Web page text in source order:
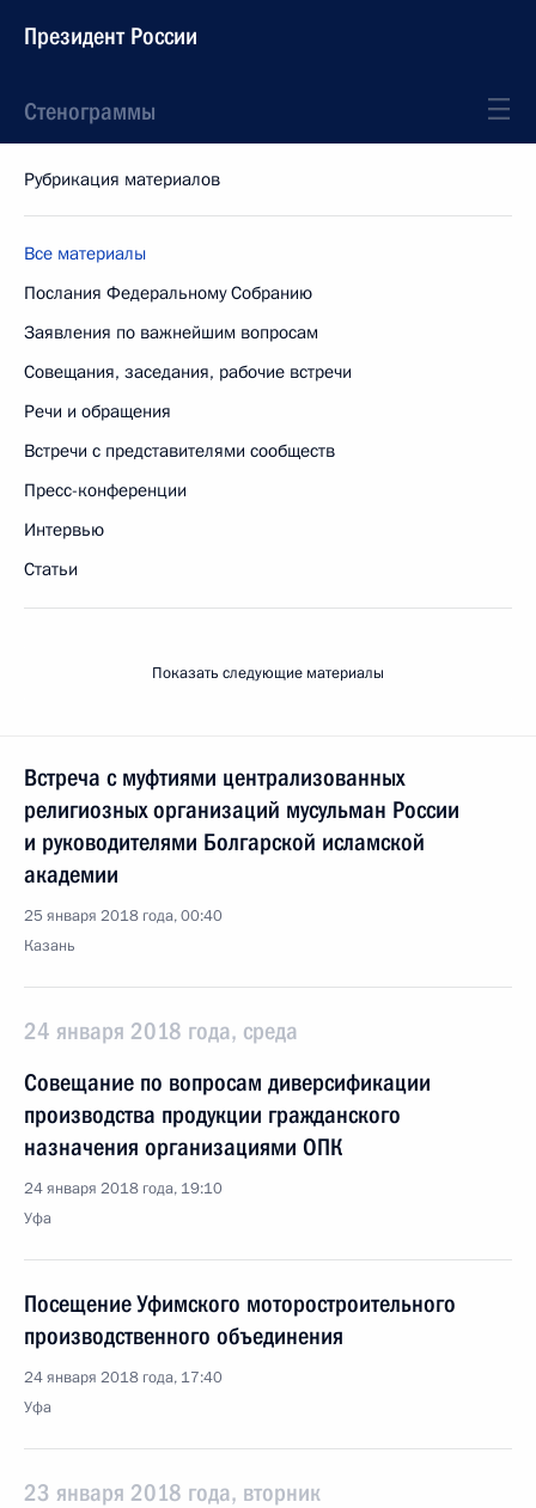
Президент России
Стенограммы
Рубрикация материалов
Все материалы
Послания Федеральному Собранию
Заявления по важнейшим вопросам
Совещания, заседания, рабочие встречи
Речи и обращения
Встречи с представителями сообществ
Пресс-конференции
Интервью
Статьи
Показать следующие материалы
Встреча с муфтиями централизованных
религиозных организаций мусульман России
и руководителями Болгарской исламской
академии
25 января 2018 года, 00:40
Казань
24 января 2018 года, среда
Совещание по вопросам диверсификации
производства продукции гражданского
назначения организациями ОПК
24 января 2018 года, 19:10
Уфа
Посещение Уфимского моторостроительного
производственного объединения
24 января 2018 года, 17:40
Уфа
23 января 2018 года, вторник